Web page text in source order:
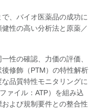
開
発
ー
ビ
ス
開
発
、バイオ医薬品の成功に
性の高い分析法と原薬／
性の確認、力価の評価、
修飾（PTM）の特性解析
品質特性モニタリングに
ァイル：ATP）を組み込
よび規制要件との整合性